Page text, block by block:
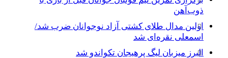
ذوب‌آهن
اولین مدال طلای کشتی آزاد نوجوانان ضرب شد/
اسمعلی نقره‌ای شد
البرز میزبان لیگ پرهیجان تکواندو شد